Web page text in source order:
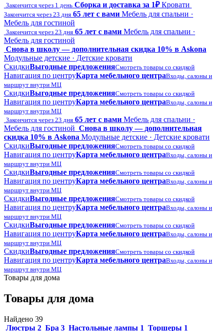
Закончится через 1 день Сборка и доставка за 1₽ Кровати
Закончится через 23 дня 65 лет с вами Мебель для спальни ·
Мебель для гостиной
Закончится через 23 дня 65 лет с вами Мебель для спальни ·
Мебель для гостиной
Снова в школу — дополнительная скидка 10% в Askona
Модульные детские · Детские кровати
СкидкиВыгодные предложенияСмотреть товары со скидкой
Навигация по центруКарта мебельного центраВходы, салоны и
маршрут внутри МЦ
СкидкиВыгодные предложенияСмотреть товары со скидкой
Навигация по центруКарта мебельного центраВходы, салоны и
маршрут внутри МЦ
Закончится через 23 дня 65 лет с вами Мебель для спальни ·
Мебель для гостиной Снова в школу — дополнительная
скидка 10% в Askona Модульные детские · Детские кровати
СкидкиВыгодные предложенияСмотреть товары со скидкой
Навигация по центруКарта мебельного центраВходы, салоны и
маршрут внутри МЦ
СкидкиВыгодные предложенияСмотреть товары со скидкой
Навигация по центруКарта мебельного центраВходы, салоны и
маршрут внутри МЦ
СкидкиВыгодные предложенияСмотреть товары со скидкой
Навигация по центруКарта мебельного центраВходы, салоны и
маршрут внутри МЦ
СкидкиВыгодные предложенияСмотреть товары со скидкой
Навигация по центруКарта мебельного центраВходы, салоны и
маршрут внутри МЦ
СкидкиВыгодные предложенияСмотреть товары со скидкой
Навигация по центруКарта мебельного центраВходы, салоны и
маршрут внутри МЦ
Товары для дома
Товары для дома
Найдено 39
Люстры 2 Бра 3 Настольные лампы 1 Торшеры 1